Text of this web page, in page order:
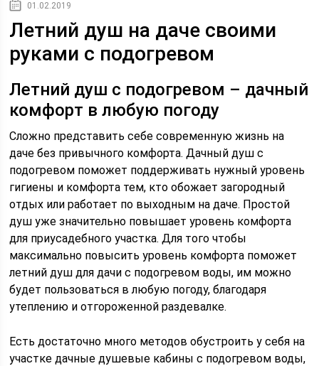
01.02.2019
Летний душ на даче своими
руками с подогревом
Летний душ с подогревом – дачный
комфорт в любую погоду
Сложно представить себе современную жизнь на
даче без привычного комфорта. Дачный душ с
подогревом поможет поддерживать нужный уровень
гигиены и комфорта тем, кто обожает загородный
отдых или работает по выходным на даче. Простой
душ уже значительно повышает уровень комфорта
для приусадебного участка. Для того чтобы
максимально повысить уровень комфорта поможет
летний душ для дачи с подогревом воды, им можно
будет пользоваться в любую погоду, благодаря
утеплению и отгороженной раздевалке.
Есть достаточно много методов обустроить у себя на
участке дачные душевые кабины с подогревом воды,